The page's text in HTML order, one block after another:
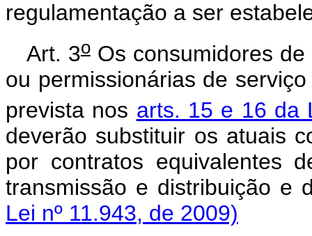
regulamentação a ser
Art. 3oOs consumidores de
ou permissionárias de
prevista nos arts. 15 e 16 da
deverão substituir os atuais
por contratos equivalentes
transmissão e distribuição e
Lei nº 11.943, de 2009)